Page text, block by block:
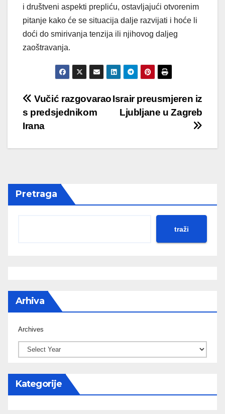
i društveni aspekti prepliću, ostavljajući otvorenim
pitanje kako će se situacija dalje razvijati i hoće li
doći do smirivanja tenzija ili njihovog daljeg
zaoštravanja.
Post
navigation
Israir preusmjeren iz
Ljubljane u Zagreb
Vučić razgovarao
s predsjednikom
Irana
Pretraga
traži
Arhiva
Archives
Kategorije